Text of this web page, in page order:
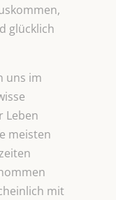
glücklich
uns im
Leben
meisten
mit